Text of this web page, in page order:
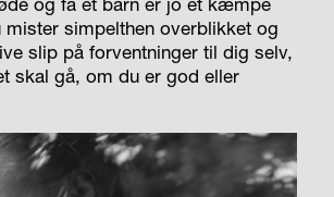
mister simpelthen overblikket og
slip på forventninger til dig selv,
skal gå, om du er god eller